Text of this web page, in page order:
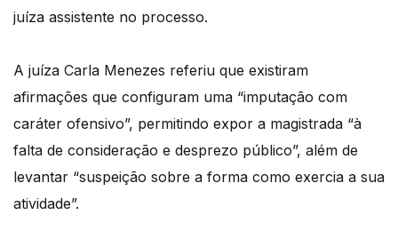
juíza assistente no processo.
A juíza Carla Menezes referiu que existiram
afirmações que configuram uma “imputação com
caráter ofensivo”, permitindo expor a magistrada “à
falta de consideração e desprezo público”, além de
levantar “suspeição sobre a forma como exercia a sua
atividade”.